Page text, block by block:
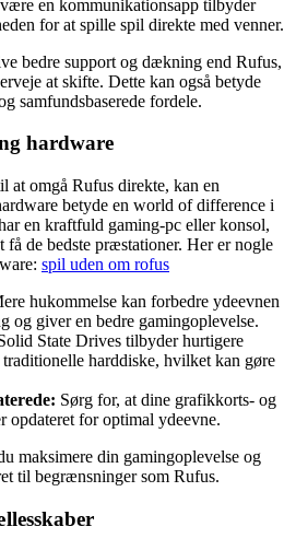
en kommunikationsapp tilbyder
for at spille spil direkte med venner.
bedre support og dækning end Rufus,
at skifte. Dette kan også betyde
samfundsbaserede fordele.
hardware
at omgå Rufus direkte, kan en
betyde en world of difference i
en kraftfuld gaming-pc eller konsol,
de bedste præstationer. Her er nogle
spil uden om rofus
hukommelse kan forbedre ydeevnen
og giver en bedre gamingoplevelse.
State Drives tilbyder hurtigere
harddiske, hvilket kan gøre
Sørg for, at dine grafikkorts- og
opdateret for optimal ydeevne.
maksimere din gamingoplevelse og
til begrænsninger som Rufus.